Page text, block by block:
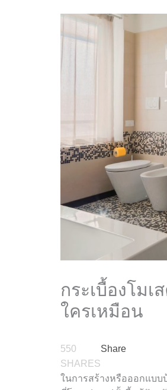
กระเบื้องโม
ใครเหมือน
550
SHARES
Share
ในการสร้างหรือออกแบ